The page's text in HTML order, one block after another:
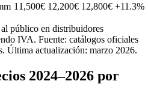
11,500€ 12,200€ 12,800€ +11.3%
público en distribuidores
IVA. Fuente: catálogos oficiales
Última actualización: marzo 2026.
2024–2026 por